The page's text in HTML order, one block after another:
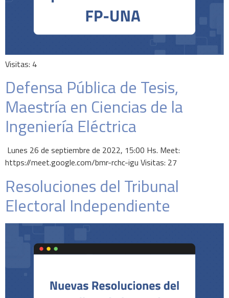
Visitas: 4
Defensa Pública de Tesis,
Maestría en Ciencias de la
Ingeniería Eléctrica
Lunes 26 de septiembre de 2022, 15:00 Hs. Meet:
https://meet.google.com/bmr-rchc-igu Visitas: 27
Resoluciones del Tribunal
Electoral Independiente